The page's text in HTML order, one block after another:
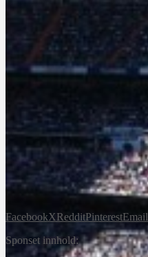
FacebookXRedditPinterestEmail
Sponset innhold: